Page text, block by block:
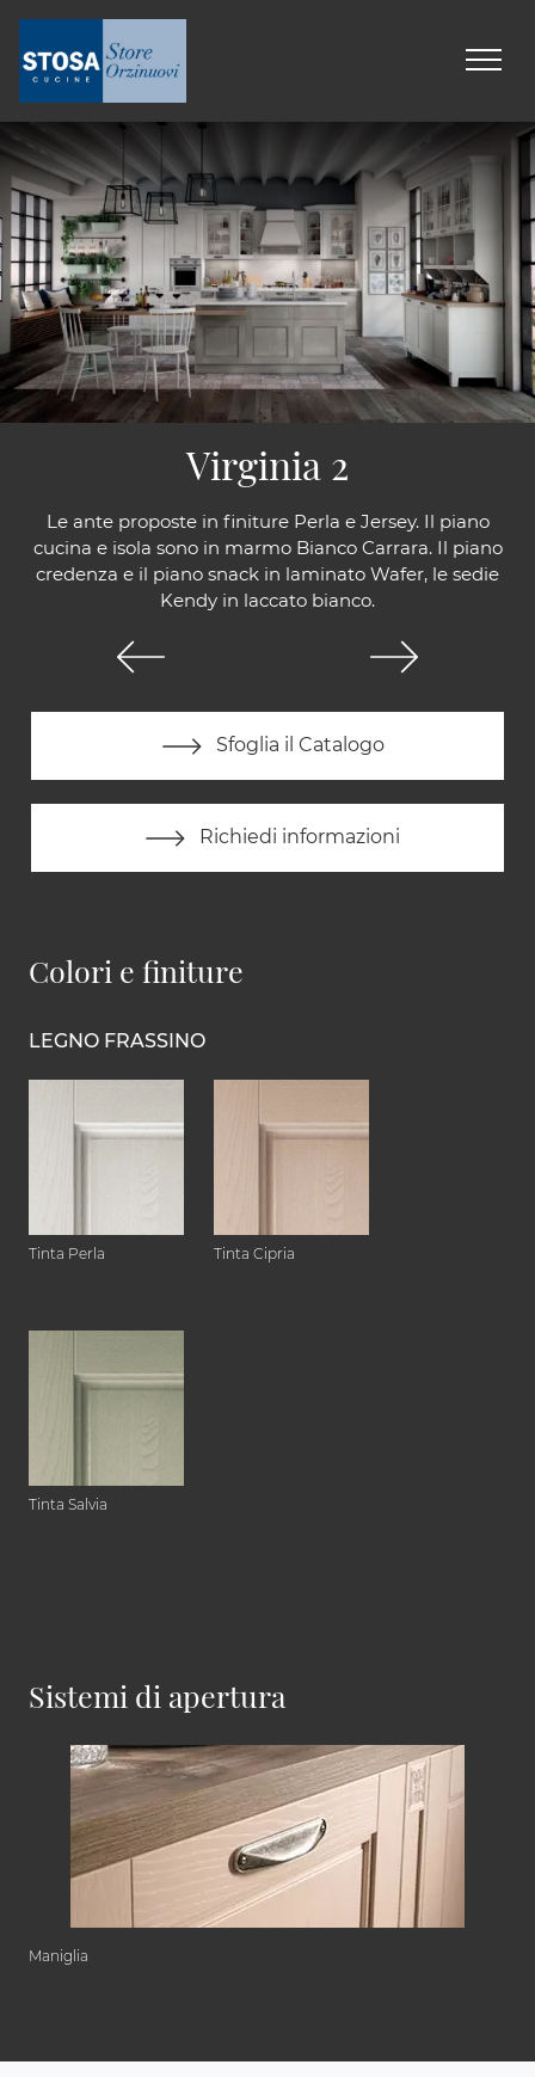
Le ante proposte in finiture Perla e Jersey. Il piano
cucina e isola sono in marmo Bianco Carrara. Il piano
credenza e il piano snack in laminato Wafer, le sedie
Kendy in laccato bianco.
Sfoglia il Catalogo
Richiedi informazioni
Virginia 2
Colori e finiture
LEGNO FRASSINO
Tinta Perla Tinta Cipria
Tinta Salvia
Sistemi di apertura
Maniglia